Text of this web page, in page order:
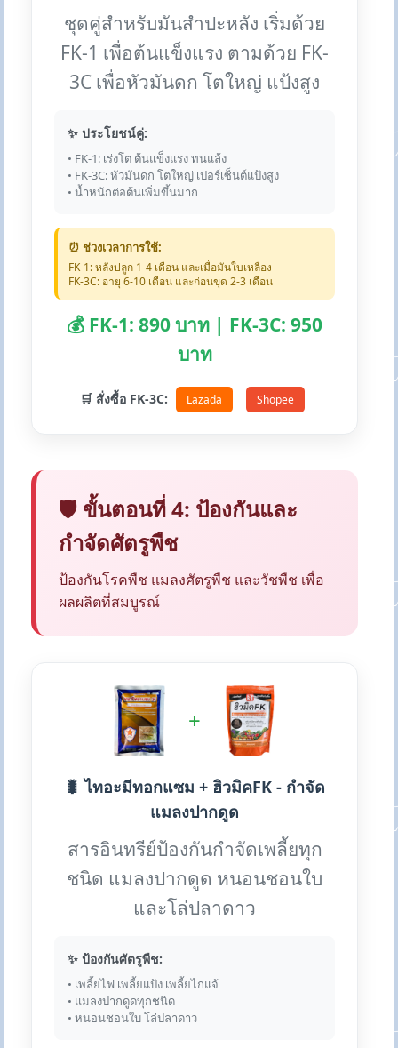
ชุดคู่สำหรับมันสำปะหลัง เริ่มด้วย
FK-1 เพื่อต้นแข็งแรง ตามด้วย FK-
3C เพื่อหัวมันดก โตใหญ่ แป้งสูง
✨ ประโยชน์คู่:
• FK-1: เร่งโต ต้นแข็งแรง ทนแล้ง
• FK-3C: หัวมันดก โตใหญ่ เปอร์เซ็นต์แป้งสูง
• น้ำหนักต่อต้นเพิ่มขึ้นมาก
⏰ ช่วงเวลาการใช้:
FK-1: หลังปลูก 1-4 เดือน และเมื่อมันใบเหลือง
FK-3C: อายุ 6-10 เดือน และก่อนขุด 2-3 เดือน
💰 FK-1: 890 บาท | FK-3C: 950
บาท
🛒 สั่งซื้อ FK-3C: Lazada Shopee
🛡️ ขั้นตอนที่ 4: ป้องกันและ
กำจัดศัตรูพืช
ป้องกันโรคพืช แมลงศัตรูพืช และวัชพืช เพื่อ
ผลผลิตที่สมบูรณ์
+
🐛 ไทอะมีทอกแซม + ฮิวมิคFK - กำจัด
แมลงปากดูด
สารอินทรีย์ป้องกันกำจัดเพลี้ยทุก
ชนิด แมลงปากดูด หนอนชอนใบ
และโล่ปลาดาว
✨ ป้องกันศัตรูพืช:
• เพลี้ยไฟ เพลี้ยแป้ง เพลี้ยไก่แจ้
• แมลงปากดูดทุกชนิด
• หนอนชอนใบ โล่ปลาดาว